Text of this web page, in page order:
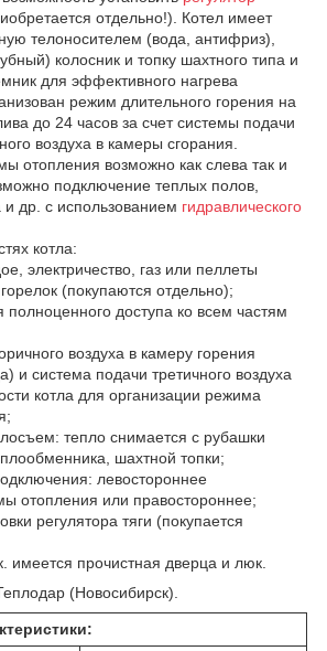
отдельно!). Котел имеет
телоносителем (вода, антифриз),
колосник и топку шахтного типа и
для эффективного нагрева
режим длительного горения на
до 24 часов за счет системы подачи
воздуха в камеры сгорания.
отопления возможно как слева так и
подключение теплых полов,
и др. с использованием гидравлического
котла:
электричество, газ или пеллеты
(покупаются отдельно);
доступа ко всем частям
воздуха в камеру горения
и система подачи третичного воздуха
котла для организации режима
тепло снимается с рубашки
шахтной топки;
левостороннее
отопления или правостороннее;
регулятора тяги (покупается
имеется прочистная дверца и люк.
(Новосибирск).